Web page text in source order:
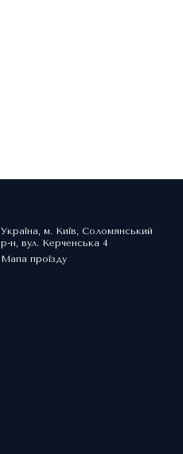
Україна, м. Київ, Соломянський
р-н, вул. Керченська 4
Мапа проїзду